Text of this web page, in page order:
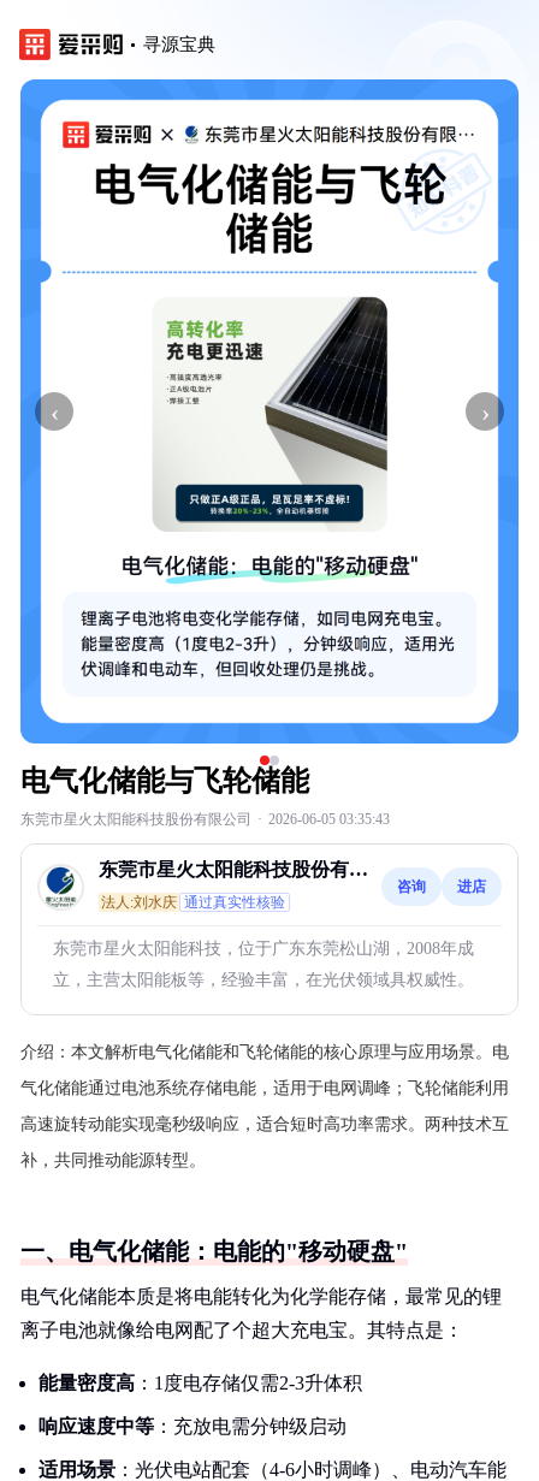
寻源宝典
‹ ›
电气化储能与飞轮储能
东莞市星火太阳能科技股份有限公司 · 2026-06-05 03:35:43
东莞市星火太阳能科技股份有限
公司
法人:刘水庆 通过真实性核验
咨询 进店
东莞市星火太阳能科技，位于广东东莞松山湖，2008年成
立，主营太阳能板等，经验丰富，在光伏领域具权威性。
介绍： 本文解析电气化储能和飞轮储能的核心原理与应用场景。电
气化储能通过电池系统存储电能，适用于电网调峰；飞轮储能利用
高速旋转动能实现毫秒级响应，适合短时高功率需求。两种技术互
补，共同推动能源转型。
一、电气化储能：电能的"移动硬盘"
电气化储能本质是将电能转化为化学能存储，最常见的锂
离子电池就像给电网配了个超大充电宝。其特点是：
能量密度高 ：1度电存储仅需2-3升体积
响应速度中等 ：充放电需分钟级启动
适用场景 ：光伏电站配套（4-6小时调峰）、电动汽车能